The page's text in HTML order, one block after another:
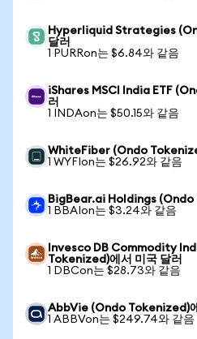
Hyperliquid Strategies
달러
1 PURRon는 $6.84와 같음
iShares MSCI India ETF
러
1 INDAon는 $50.15와 같음
WhiteFiber (Ondo
1 WYFIon는 $26.92와 같음
BigBear.ai Holdings (Ondo
1 BBAIon는 $3.24와 같음
Invesco DB Commodity
Tokenized)에서 미국 달러
1 DBCon는 $28.73와 같음
AbbVie (Ondo Tokenized)
1 ABBVon는 $249.74와 같음